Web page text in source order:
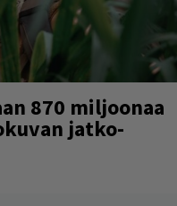
870 miljoonaa
jatko-